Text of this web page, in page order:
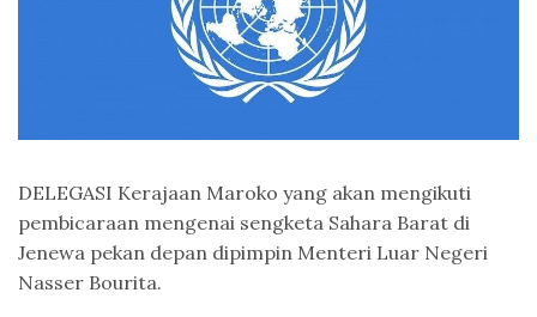
DELEGASI Kerajaan Maroko yang akan mengikuti
pembicaraan mengenai sengketa Sahara Barat di
Jenewa pekan depan dipimpin Menteri Luar Negeri
Nasser Bourita.